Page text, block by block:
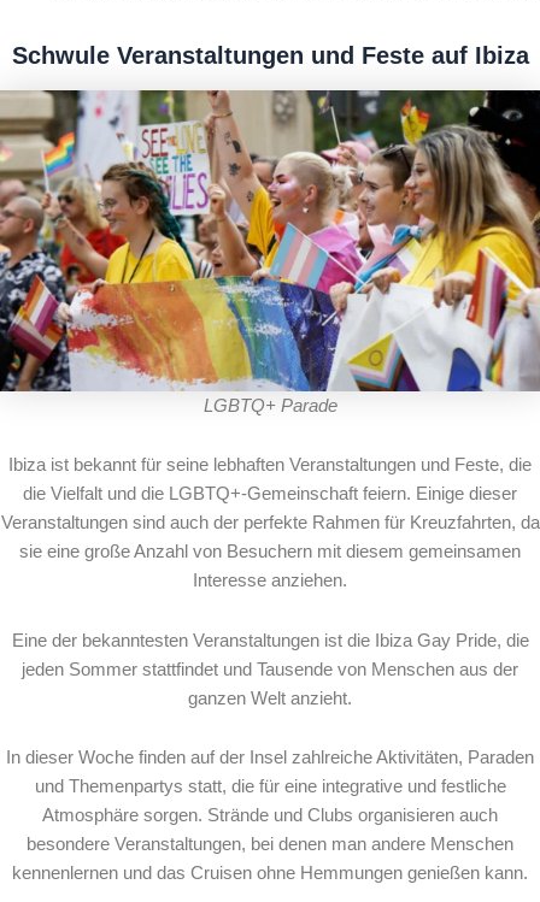
Schwule Veranstaltungen und Feste auf Ibiza
LGBTQ+ Parade
Ibiza ist bekannt für seine lebhaften Veranstaltungen und Feste, die
die Vielfalt und die LGBTQ+-Gemeinschaft feiern. Einige dieser
Veranstaltungen sind auch der perfekte Rahmen für Kreuzfahrten, da
sie eine große Anzahl von Besuchern mit diesem gemeinsamen
Interesse anziehen.
Eine der bekanntesten Veranstaltungen ist die Ibiza Gay Pride, die
jeden Sommer stattfindet und Tausende von Menschen aus der
ganzen Welt anzieht.
In dieser Woche finden auf der Insel zahlreiche Aktivitäten, Paraden
und Themenpartys statt, die für eine integrative und festliche
Atmosphäre sorgen. Strände und Clubs organisieren auch
besondere Veranstaltungen, bei denen man andere Menschen
kennenlernen und das Cruisen ohne Hemmungen genießen kann.